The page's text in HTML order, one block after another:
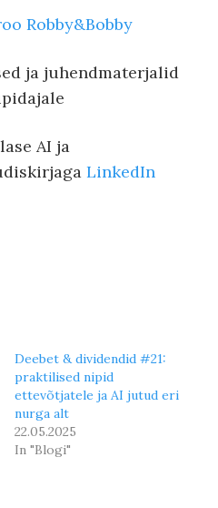
Robby&Bobby⁠⁠⁠⁠⁠⁠⁠⁠⁠⁠⁠⁠⁠⁠⁠⁠
ja juhendmaterjalid
AI ja
⁠LinkedIn
Deebet & dividendid #21:
praktilised nipid
ettevõtjatele ja AI jutud eri
nurga alt
22.05.2025
In "Blogi"